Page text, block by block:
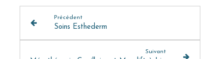
Précédent
Soins Esthederm
Suivant